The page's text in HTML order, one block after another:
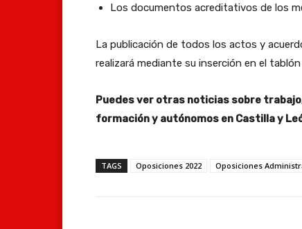
Los documentos acreditativos de los
La publicación de todos los actos y
realizará mediante su inserción en el
Puedes ver otras noticias sobre
formación y autónomos en Castilla y
TAGS Oposiciones 2022 Oposiciones